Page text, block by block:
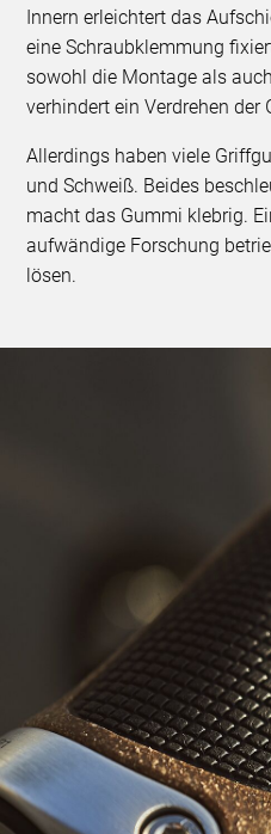
Innern erleichtert das
eine Schraubklemmung
sowohl die Montage als
verhindert ein Verdrehen der
Allerdings haben viele
und Schweiß. Beides
macht das Gummi klebrig.
aufwändige Forschung
lösen.